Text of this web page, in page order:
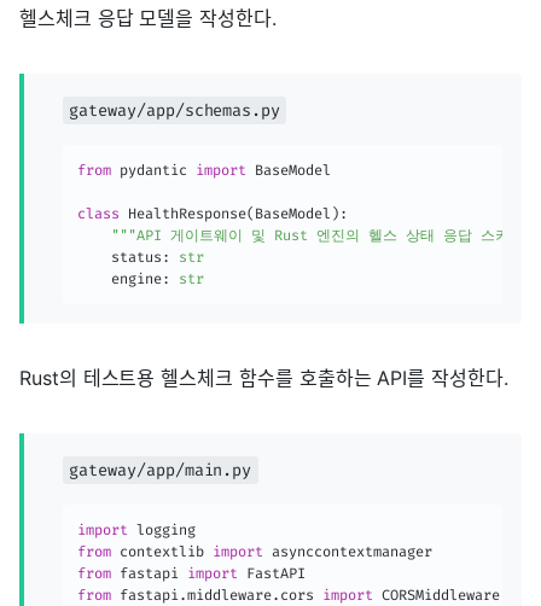
헬스체크 응답 모델을 작성한다.
gateway/app/schemas.py
from pydantic import BaseModel
class HealthResponse( BaseModel ) :
"""API 게이트웨이 및 Rust 엔진의 헬스 상태 응답 스키마
    status
:
str
    engine
: str
Rust의 테스트용 헬스체크 함수를 호출하는 API를 작성한다.
gateway/app/main.py
import
from contextlib import
from fastapi import
from fastapi.middleware. cors import CORSMiddleware